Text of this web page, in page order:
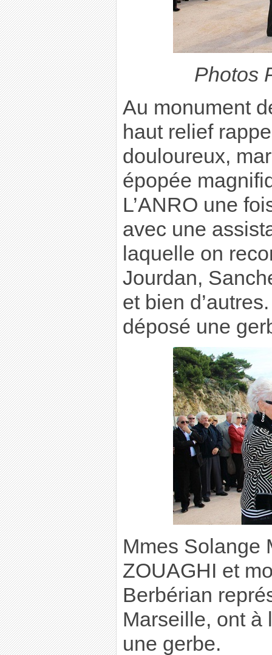
Photos
Au monument
haut relief
douloureux,
épopée
L’ANRO une
avec une
laquelle on
Jourdan,
et bien
déposé une
Mmes Solange
ZOUAGHI et
Berbérian
Marseille, ont à
une gerbe.